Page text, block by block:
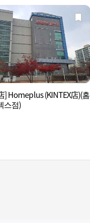
] Homeplus (KINTEX店)(홈
스점)